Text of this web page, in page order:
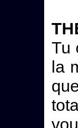
Tu
la